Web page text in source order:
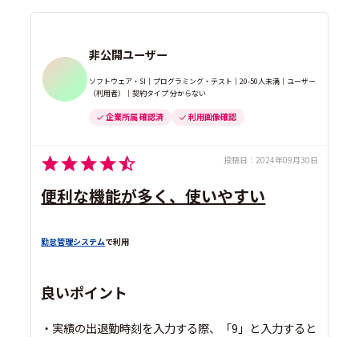
非公開ユーザー
ソフトウェア・SI｜プログラミング・テスト｜20-50人未満｜ユーザー
（利用者）｜契約タイプ 分からない
企業所属 確認済 利用画像確認
投稿日： 2024年09月30日
便利な機能が多く、使いやすい
勤怠管理システムで利用
良いポイント
・実績の出退勤時刻を入力する際、「9」と入力すると